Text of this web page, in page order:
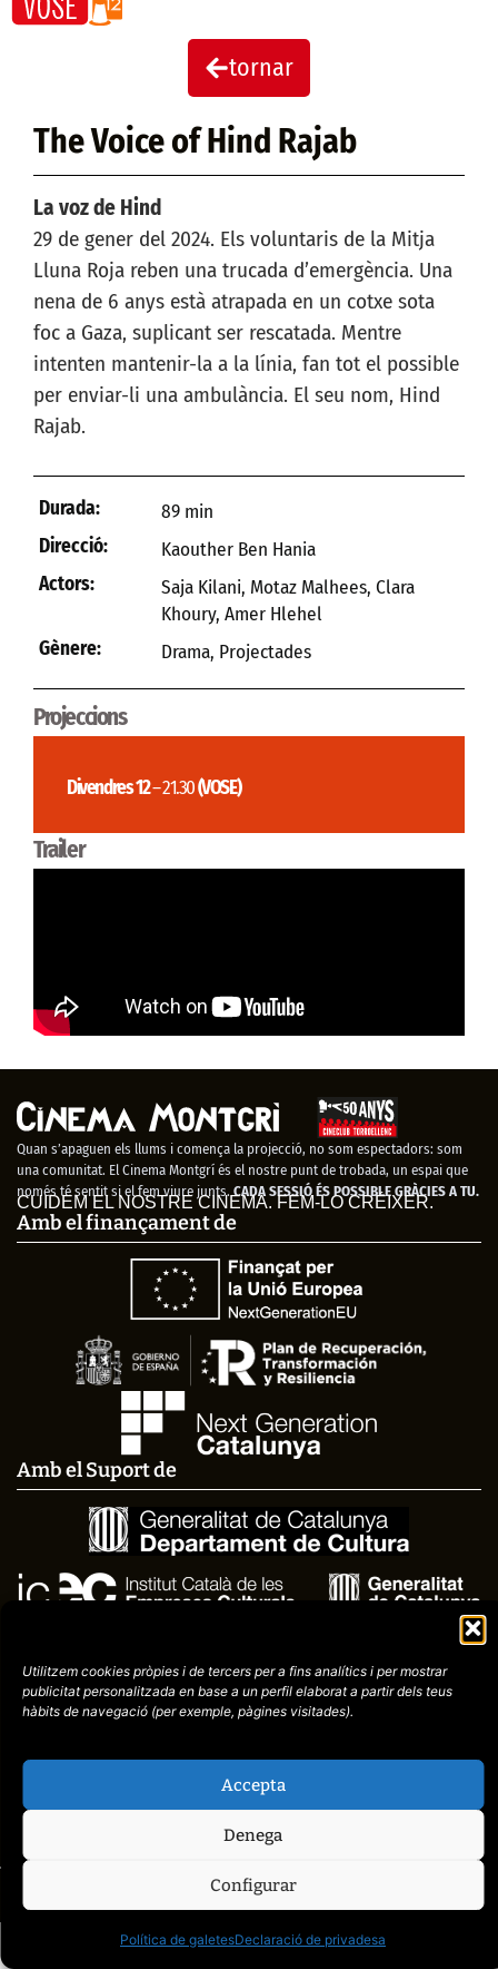
Utilitzem cookies pròpies i de tercers per a fins analítics i per mostrar
publicitatpersonalitzada en base a un perfil elaborat a partir dels teus
hàbits de navegació (perexemple, pàgines visitades).
Accepta
Denega
Configurar
Política de galetesDeclaració de privadesa
tornar
The Voice of Hind Rajab
La voz de Hind
29 de gener del 2024. Els voluntaris de la Mitja
Lluna Roja reben una trucada d’emergència. Una
nena de 6 anys està atrapada en un cotxe sota
foc a Gaza, suplicant ser rescatada. Mentre
intenten mantenir-la a la línia, fan tot el possible
per enviar-li una ambulància. El seu nom, Hind
Rajab.
Durada:
89 min
Direcció:
Kaouther Ben Hania
Actors:
Saja Kilani, Motaz Malhees, Clara
Khoury, Amer Hlehel
Gènere:
Drama, Projectades
Projeccions
Divendres 12– 21.30(VOSE)
Trailer
Quan s’apaguen els llums i comença la projecció, no som espectadors: som
una comunitat. El Cinema Montgrí és el nostre punt de trobada, un espai que
només té sentit si el fem viure junts.CADA SESSIÓ ÉS POSSIBLE GRÀCIES A TU.
CUIDEM EL NOSTRE CINEMA. FEM-LO CRÉIXER.
Amb el finançament de
Amb el Suport de
placid.cat